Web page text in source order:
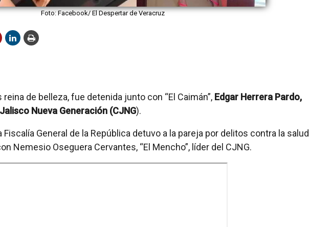
Foto: Facebook/ El Despertar de Veracruz
reina de belleza, fue detenida junto con “El Caimán”, Edgar Herrera Pardo,
Nueva Generación (CJNG).
Fiscalía General de la República detuvo a la pareja por delitos contra la salud
Nemesio Oseguera Cervantes, “El Mencho”, líder del CJNG.